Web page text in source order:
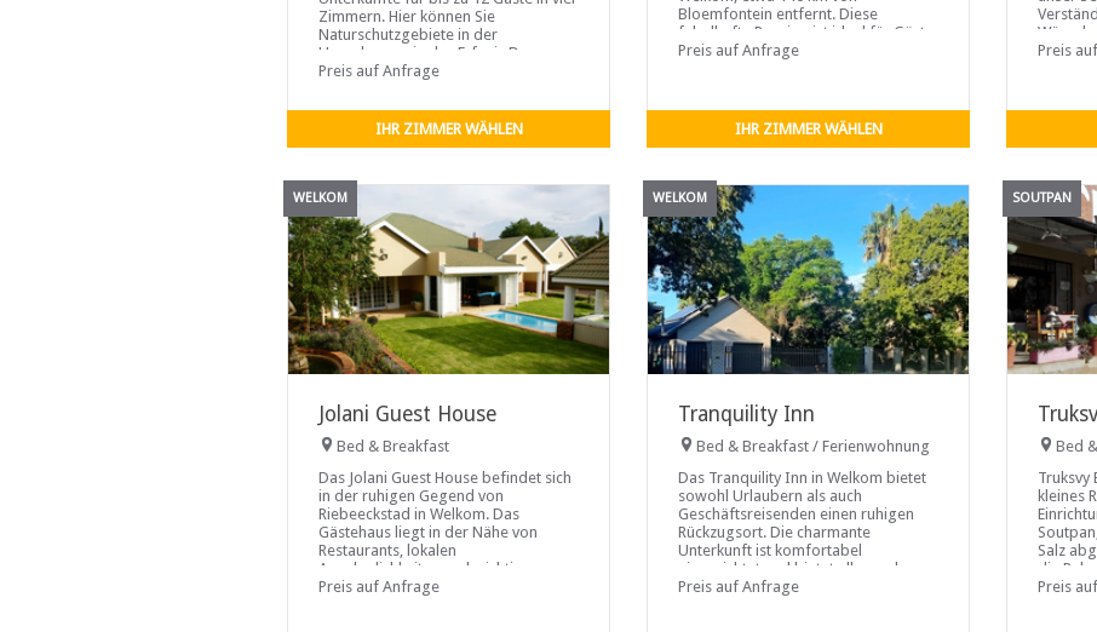
Zimmern. Hier können Sie
Naturschutzgebiete in der
Umgebung wie das Erfenis Dam
Naturreservat genießen...
Preis auf Anfrage
IHR ZIMMER WÄHLEN
Bloemfontein entfernt. Diese
fabelhafte Pension ist ideal für Gäste,
die einen längeren Aufenthalt planen
Preis auf Anfrage
IHR ZIMMER WÄHLEN
Preis
WELKOM
Jolani Guest House
Bed & Breakfast
Das Jolani Guest House befindet sich
in der ruhigen Gegend von
Riebeeckstad in Welkom. Das
Gästehaus liegt in der Nähe von
Restaurants, lokalen
Annehmlichkeiten und wichtigen
Transportwegen und ist somit ideal
Preis auf Anfrage
WELKOM
Tranquility Inn
Bed & Breakfast / Ferienwohnung
Das Tranquility Inn in Welkom bietet
sowohl Urlaubern als auch
Geschäftsreisenden einen ruhigen
Rückzugsort. Die charmante
Unterkunft ist komfortabel
eingerichtet und bietet alle modernen
Annehmlichkeiten für einen
Preis auf Anfrage
SOUTPAN
Bed
Truksvy
kleines
Salz
die
Preis